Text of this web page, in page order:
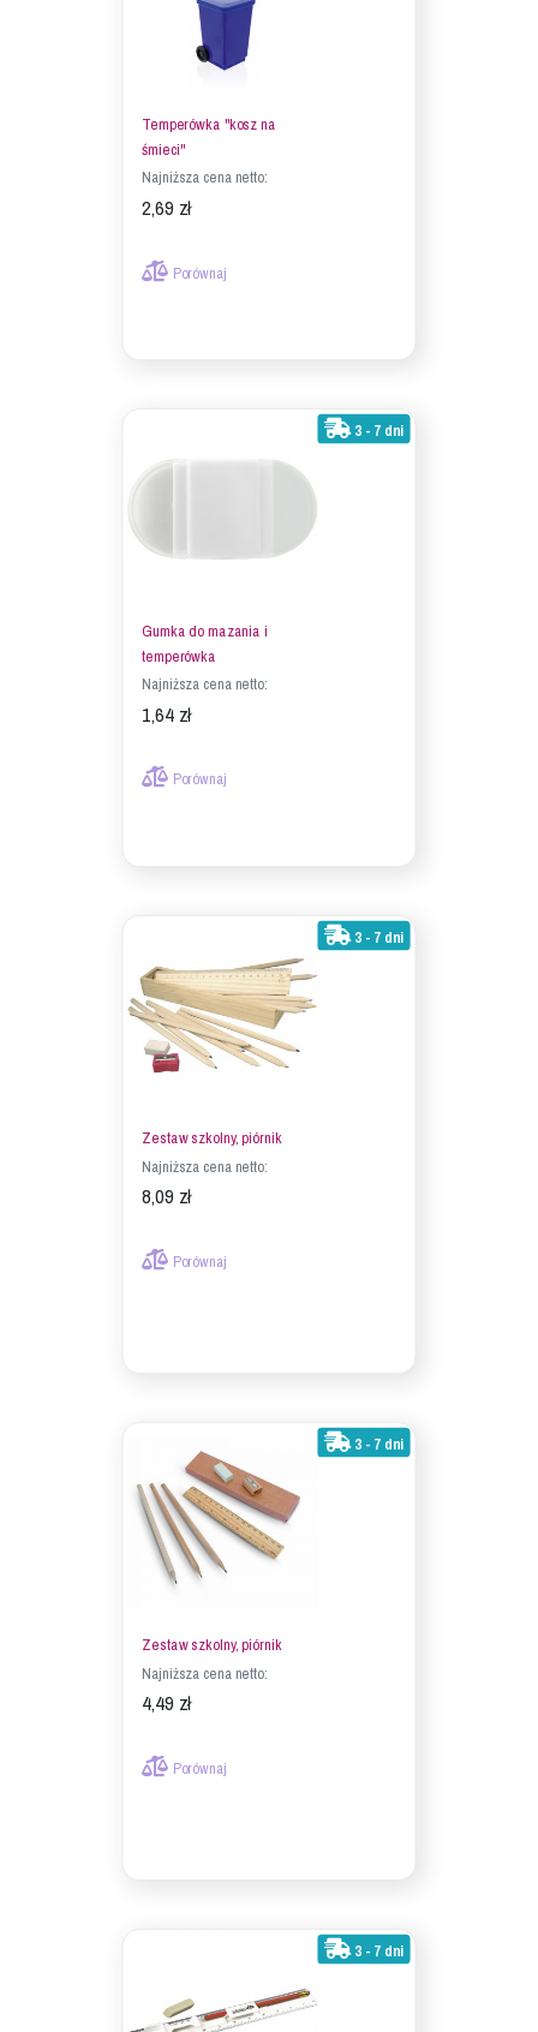
Temperówka "kosz na
śmieci"
Najniższa cena netto:
2,69 zł
Porównaj
3 - 7 dni
Gumka do mazania i
temperówka
Najniższa cena netto:
1,64 zł
Porównaj
3 - 7 dni
Zestaw szkolny, piórnik
Najniższa cena netto:
8,09 zł
Porównaj
3 - 7 dni
Zestaw szkolny, piórnik
Najniższa cena netto:
4,49 zł
Porównaj
3 - 7 dni